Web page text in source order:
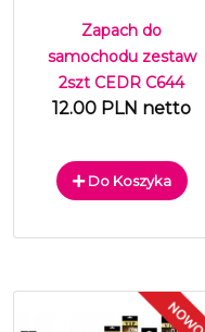
Zapach do
samochodu zestaw
2szt CEDR C644
12.00 PLN netto
Do Koszyka